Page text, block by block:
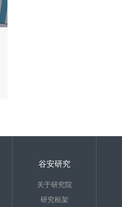
谷安研究
关于研究院
研究框架